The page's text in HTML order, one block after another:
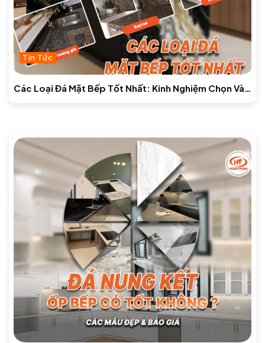
Tin Tức
Các Loại Đá Mặt Bếp Tốt Nhất: Kinh Nghiệm Chọn Và